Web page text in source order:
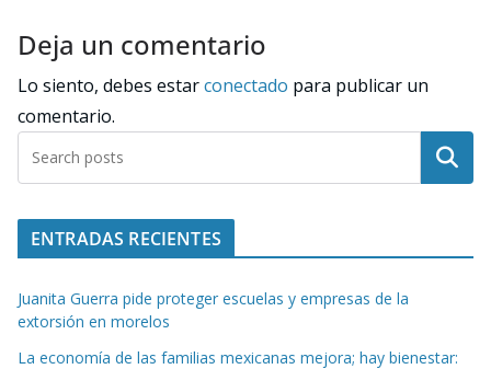
Deja un comentario
Lo siento, debes estarconectado para publicar un
comentario.
Buscar
ENTRADAS RECIENTES
Juanita Guerra pide proteger escuelas y empresas de la
extorsión en morelos
La economía de las familias mexicanas mejora; hay bienestar: